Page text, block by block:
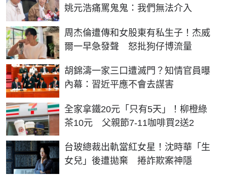
姚元浩痛罵鬼鬼：我們無法介入
周杰倫遭傳和女股東有私生子！杰威
爾一早急發聲 怒批狗仔博流量
胡錦濤一家三口遭滅門？知情官員曝
內幕：習近平應不會去謀害
全家拿鐵20元「只有5天」！柳橙綠
茶10元 父親節7-11咖啡買2送2
台玻總裁出軌當紅女星！沈時華「生
女兒」後遭拋棄 捲詐欺案神隱